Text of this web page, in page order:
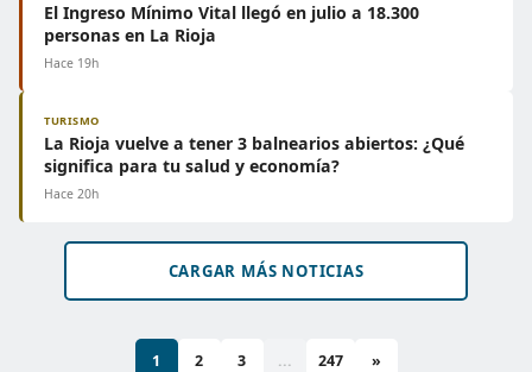
El Ingreso Mínimo Vital llegó en julio a 18.300
personas en La Rioja
Hace 19h
TURISMO
La Rioja vuelve a tener 3 balnearios abiertos: ¿Qué
significa para tu salud y economía?
Hace 20h
CARGAR MÁS NOTICIAS
1 2 3 ... 247 »